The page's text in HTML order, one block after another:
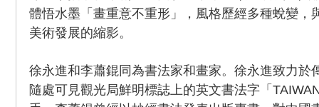
體悟水墨「畫重意不重形」，風格歷經多種蛻變，
美術發展的縮影。
徐永進和李蕭錕同為書法家和畫家。徐永進致力於
隨處可見觀光局鮮明標誌上的英文書法字「